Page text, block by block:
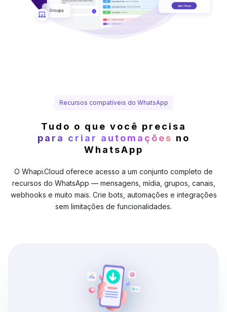
Recursos compatíveis do WhatsApp
Tudo o que você precisa
para criar automações no
WhatsApp
O Whapi.Cloud oferece acesso a um conjunto completo de
recursos do WhatsApp — mensagens, mídia, grupos, canais,
webhooks e muito mais. Crie bots, automações e integrações
sem limitações de funcionalidades.